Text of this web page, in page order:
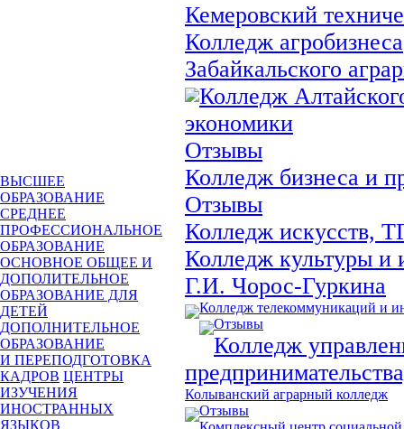
ВЫСШЕЕ
ОБРАЗОВАНИЕ
СРЕДНЕЕ
ПРОФЕССИОНАЛЬНОЕ
ОБРАЗОВАНИЕ
ОСНОВНОЕ ОБЩЕЕ И
ДОПОЛИТЕЛЬНОЕ
ОБРАЗОВАНИЕ ДЛЯ
ДЕТЕЙ
ДОПОЛНИТЕЛЬНОЕ
ОБРАЗОВАНИЕ
И ПЕРЕПОДГОТОВКА
КАДРОВ ЦЕНТРЫ
ИЗУЧЕНИЯ
ИНОСТРАННЫХ
ЯЗЫКОВ
Кемеровский
Колледж агробизнеса
Забайкальского
Колледж
экономики
Отзывы
Колледж бизнеса и
Отзывы
Колледж искусств,
Колледж культуры и
Г.И. Чорос-Гуркина
Колледж телекоммуникаций и
Отзывы
Колледж
Колыванский аграрный колледж
Отзывы